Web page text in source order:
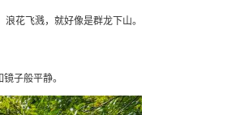
花飞溅，就好像是群龙下山。
子般平静。